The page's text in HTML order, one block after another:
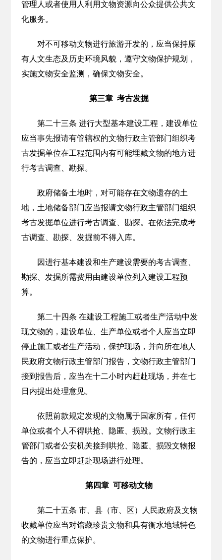
管理人或者使用人利用文物资源向公众提供公共文
化服务。
对不可移动文物进行旅游开发的，应当保持原
有人文生态及历史环境风貌，遵守文物保护规划，
实施文物安全监测，确保文物安全。
第三章 考古发掘
第二十三条 进行大型基本建设工程，建设单位
应当事先报请有管辖权的文物行政主管部门组织考
古发掘单位在工程范围内有可能埋藏文物的地方进
行考古调查、勘探。
政府储备土地时，对可能存在文物遗存的土
地，土地储备部门应当报请文物行政主管部门组织
考古发掘单位进行考古调查、勘探。在依法完成考
古调查、勘探、发掘前不得入库。
因进行基本建设和生产建设需要的考古调查、
勘探、发掘所需费用由建设单位列入建设工程预
算。
第二十四条 在建设工程施工或者生产活动中发
现文物的，建设单位、生产单位或者个人应当立即
停止施工或者生产活动，保护现场，并向所在地人
民政府文物行政主管部门报告，文物行政主管部门
接到报告后，应当在十二小时内赶赴现场，并在七
日内提出处理意见。
依照前款规定发现的文物属于国家所有，任何
单位或者个人不得哄抢、隐匿、损毁。文物行政主
管部门或者公安机关接到哄抢、隐匿、损毁文物报
告的，应当立即赶赴现场进行处理。
第四章 可移动文物
第二十五条 市、县（市、区）人民政府及文物
收藏单位应当对馆藏珍贵文物和具有衡水地域特色
的文物进行重点保护。